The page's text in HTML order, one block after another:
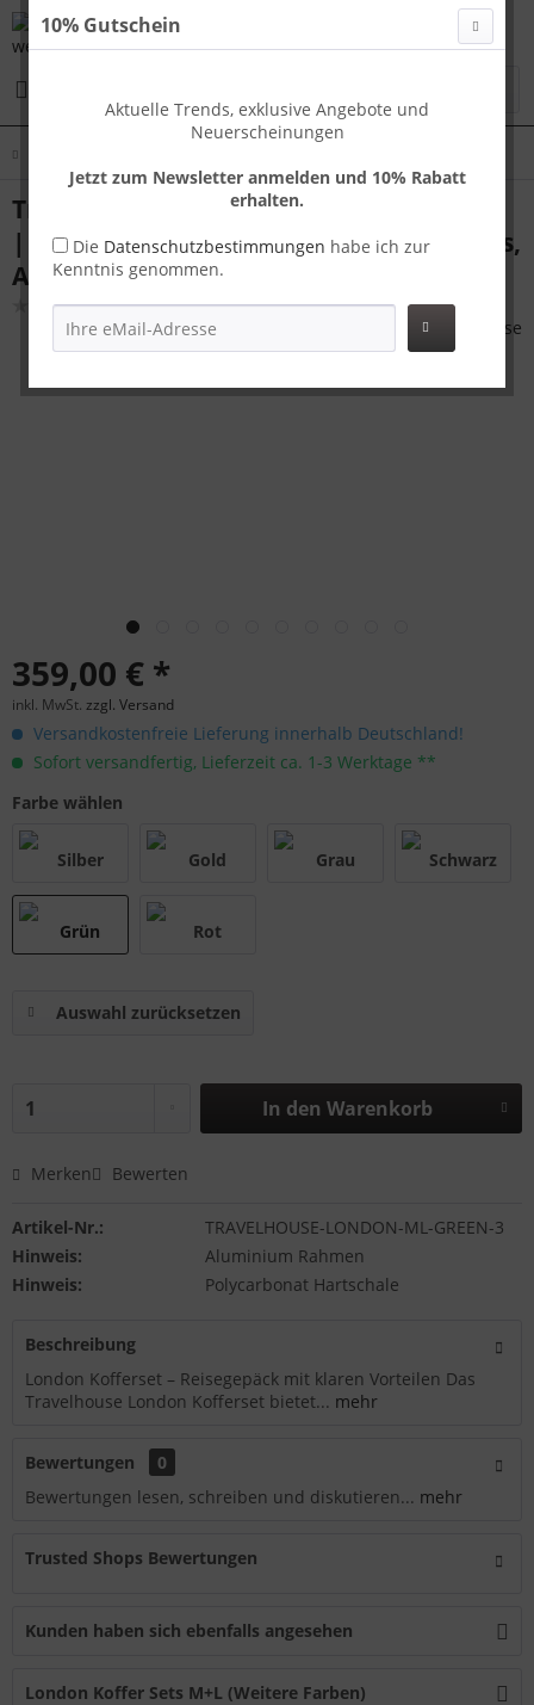
Travelhouse London Kofferset M+L Gold
| Polycarbonat-Hartschale | TSA-Schloss,
Aluminiumrahmen
359,00 € *
inkl. MwSt. zzgl. Versand
Versandkostenfreie Lieferung innerhalb Deutschland!
Sofort versandfertig, Lieferzeit ca. 1-3 Werktage **
Farbe wählen
Auswahl zurücksetzen
In den Warenkorb
Merken Bewerten
Artikel-Nr.:
TRAVELHOUSE-LONDON-ML-GREEN-3
Hinweis:
Aluminium Rahmen
Hinweis:
Polycarbonat Hartschale
Beschreibung
London Kofferset – Reisegepäck mit klaren Vorteilen Das
Travelhouse London Kofferset bietet... mehr
Bewertungen
0
Bewertungen lesen, schreiben und diskutieren... mehr
Trusted Shops Bewertungen
Kunden haben sich ebenfalls angesehen
London Koffer Sets M+L (Weitere Farben)
10% Gutschein
Aktuelle Trends, exklusive Angebote und
Neuerscheinungen
Jetzt zum Newsletter anmelden und 10% Rabatt
erhalten.
Die Datenschutzbestimmungen habe ich zur
Kenntnis genommen.